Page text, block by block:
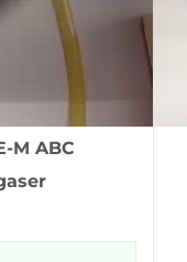
M ABC